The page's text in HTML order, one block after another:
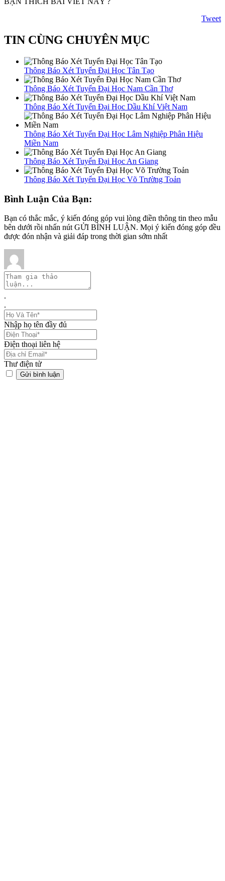
Tweet
TIN CÙNG CHUYÊN MỤC
Thông Báo Xét Tuyển Đại Học Tân Tạo
Thông Báo Xét Tuyển Đại Học Nam Cần Thơ
Thông Báo Xét Tuyển Đại Học Dầu Khí Việt Nam
Thông Báo Xét Tuyển Đại Học Lâm Nghiệp Phân Hiệu
Miền Nam
Thông Báo Xét Tuyển Đại Học An Giang
Thông Báo Xét Tuyển Đại Học Võ Trường Toản
Bình Luận Của Bạn:
Bạn có thắc mắc, ý kiến đóng góp vui lòng điền thông tin theo mẫu
bên dưới rồi nhấn nút GỬI BÌNH LUẬN. Mọi ý kiến đóng góp đều
được đón nhận và giải đáp trong thời gian sớm nhất
.
.
Nhập họ tên đầy đủ
Điện thoại liên hệ
Thư điện tử